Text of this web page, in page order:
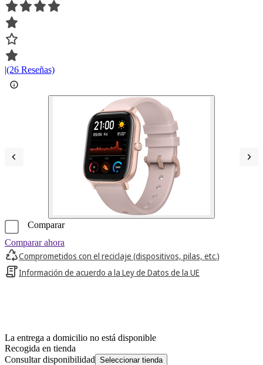
|(26 Reseñas)
Comparar
Comparar ahora
Comprometidos con el reciclaje (dispositivos, pilas, etc.)
Información de acuerdo a la Ley de Datos de la UE
La entrega a domicilio no está disponible
Recogida en tienda
Consultar disponibilidad Seleccionar tienda